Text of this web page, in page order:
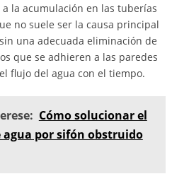
la acumulación en las tuberías
no suele ser la causa principal
una adecuada eliminación de
que se adhieren a las paredes
flujo del agua con el tiempo.
Cómo solucionar el
por sifón obstruido